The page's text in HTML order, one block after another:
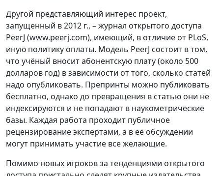
Другой представляющий интерес проект,
запущенный в 2012 г., – журнал открытого доступа
PeerJ (www.peerj.com), имеющий, в отличие от PLoS,
иную политику оплаты. Модель PeerJ состоит в том,
что учёный вносит абонентскую плату (около 500
долларов год) в зависимости от того, сколько статей
надо опубликовать. Препринты можно публиковать
бесплатно, однако до превращения в статью они не
индексируются и не попадают в наукометрические
базы. Каждая работа проходит публичное
рецензирование экспертами, а в её обсуждении
могут принимать участие все желающие.
Помимо новых игроков за тенденциями открытого